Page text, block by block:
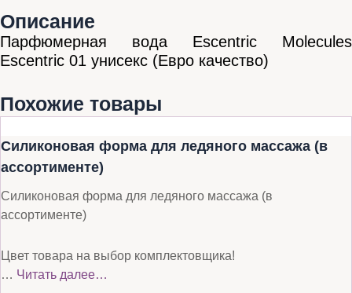
Описание
Парфюмерная вода Escentric Molecules
Escentric 01 унисекс (Евро качество)
Похожие товары
Силиконовая форма для ледяного массажа (в
ассортименте)
Силиконовая форма для ледяного массажа (в
ассортименте)
Цвет товара на выбор комплектовщика!
… Читать далее…